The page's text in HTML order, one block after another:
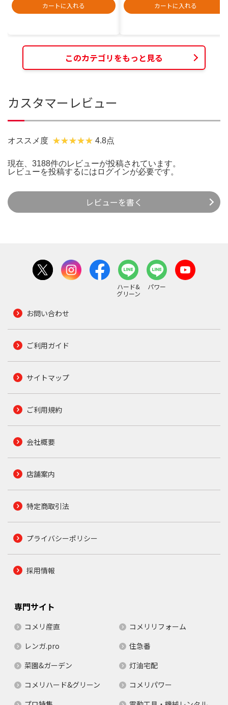
カートに入れる
カートに入れる
このカテゴリをもっと見る
カスタマーレビュー
オススメ度 4.8点
現在、3188件のレビューが投稿されています。
レビューを投稿するには ログインが必要です。
レビューを書く
ハード&
グリーン
パワー
お問い合わせ
ご利用ガイド
サイトマップ
ご利用規約
会社概要
店舗案内
特定商取引法
プライバシーポリシー
採用情報
専門サイト
コメリ産直
コメリリフォーム
レンガ.pro
住急番
菜園&ガーデン
灯油宅配
コメリハード&グリーン
コメリパワー